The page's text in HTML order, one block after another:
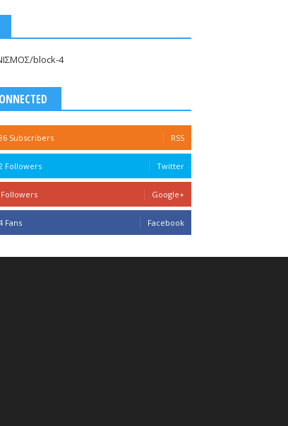
block-4
Subscribers RSS
Followers Twitter
Followers Google+
Fans Facebook